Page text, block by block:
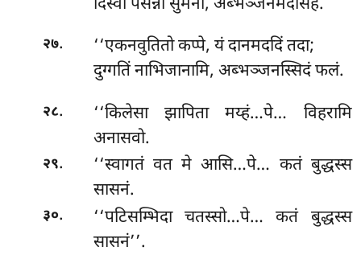
२७.
‘‘एकनवुतितो कप्पे, यं दानमददिं तदा;
दुग्गतिं नाभिजानामि, अब्भञ्जनस्सिदं फलं.
२८.
‘‘किलेसा झापिता मय्हं…पे… विहरामि
अनासवो.
२९.
‘‘स्वागतं वत मे आसि…पे… कतं बुद्धस्स
सासनं.
३०.
‘‘पटिसम्भिदा चतस्सो…पे… कतं बुद्धस्स
सासनं’’.